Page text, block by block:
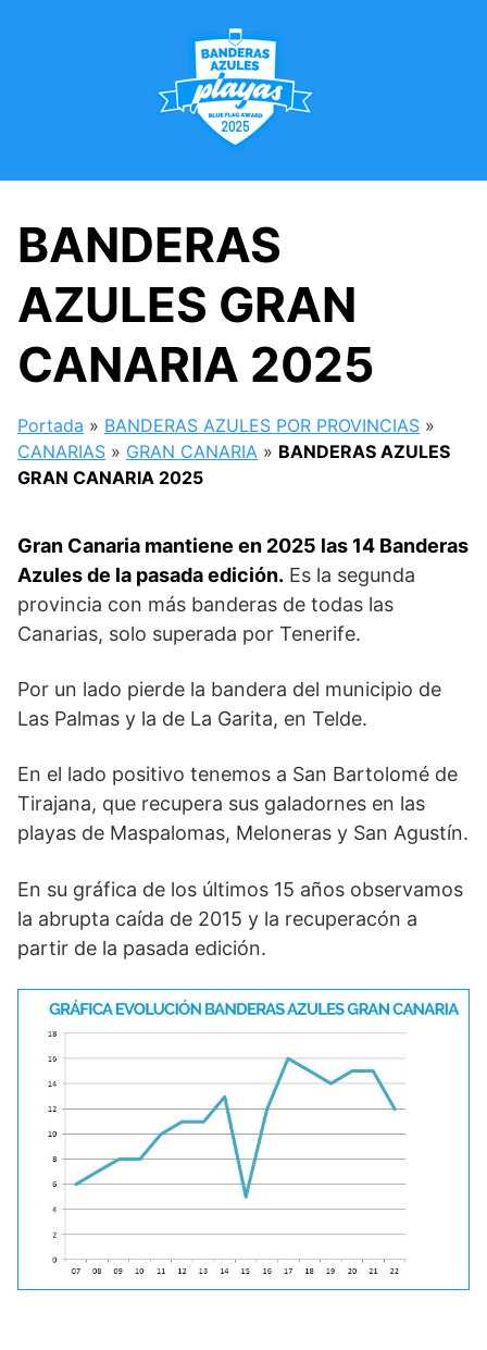
BANDERAS
AZULES GRAN
CANARIA 2025
Portada » BANDERAS AZULES POR PROVINCIAS »
CANARIAS » GRAN CANARIA » BANDERAS AZULES
GRAN CANARIA 2025
Gran Canaria mantiene en 2025 las 14 Banderas
Azules de la pasada edición. Es la segunda
provincia con más banderas de todas las
Canarias, solo superada por Tenerife.
Por un lado pierde la bandera del municipio de
Las Palmas y la de La Garita, en Telde.
En el lado positivo tenemos a San Bartolomé de
Tirajana, que recupera sus galadornes en las
playas de Maspalomas, Meloneras y San Agustín.
En su gráfica de los últimos 15 años observamos
la abrupta caída de 2015 y la recuperacón a
partir de la pasada edición.